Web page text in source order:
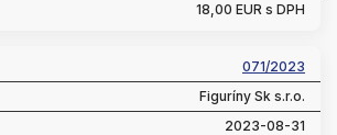
18,00 EUR s DPH
071/2023
Figuríny Sk s.r.o.
2023-08-31